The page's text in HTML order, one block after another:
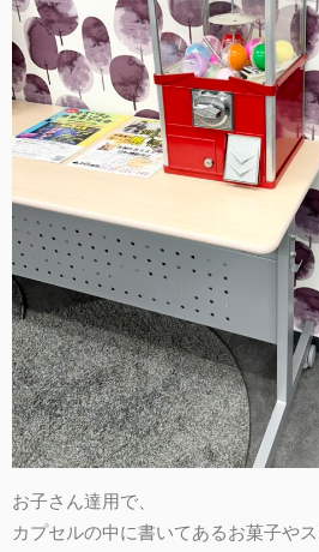
お子さん達用で、
カプセルの中に書いてあるお菓子や